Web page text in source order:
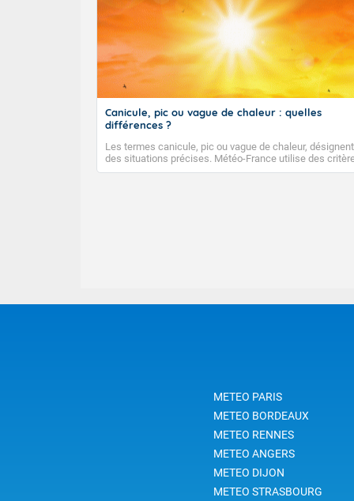
Canicule, pic ou vague de chaleur : quelles
différences ?
Les termes canicule, pic ou vague de chaleur, désignent
des situations précises. Météo-France utilise des
climatologiques pour évaluer et qualifier les épisodes de
METEO PARIS
METEO BORDEAUX
METEO RENNES
METEO ANGERS
METEO DIJON
METEO STRASBOURG